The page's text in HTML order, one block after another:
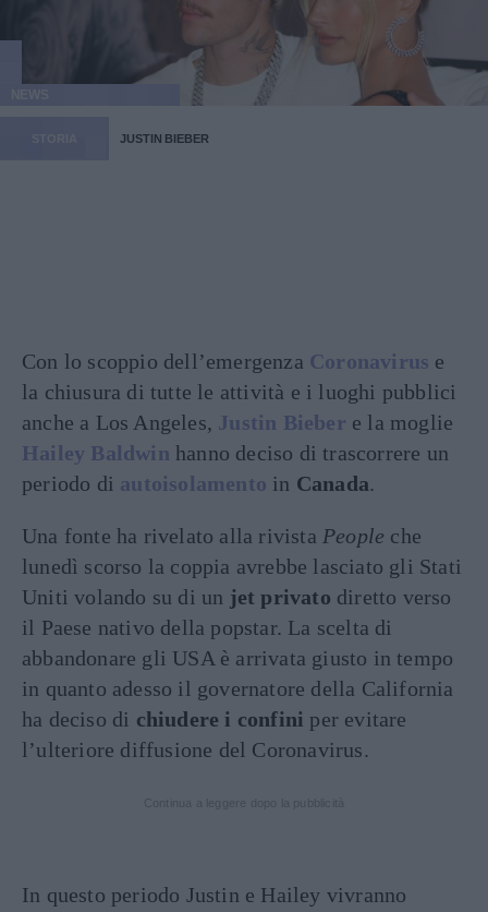
JUSTIN BIEBER
Con lo scoppio dell’emergenza Coronavirus e
la chiusura di tutte le attività e i luoghi pubblici
anche a Los Angeles, Justin Bieber e la moglie
Hailey Baldwin hanno deciso di trascorrere un
periodo di autoisolamento in Canada.
Una fonte ha rivelato alla rivista People che
lunedì scorso la coppia avrebbe lasciato gli Stati
Uniti volando su di un jet privato diretto verso
il Paese nativo della popstar. La scelta di
abbandonare gli USA è arrivata giusto in tempo
in quanto adesso il governatore della California
ha deciso di chiudere i confini per evitare
l’ulteriore diffusione del Coronavirus.
In questo periodo Justin e Hailey vivranno